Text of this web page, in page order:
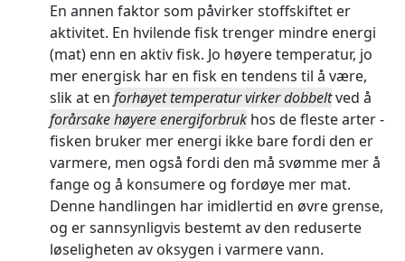
En annen faktor som påvirker stoffskiftet er
aktivitet. En hvilende fisk trenger mindre energi
(mat) enn en aktiv fisk. Jo høyere temperatur, jo
mer energisk har en fisk en tendens til å være,
slik at en forhøyet temperatur virker dobbeltved å
forårsake høyere energiforbruk hos de fleste arter -
fisken bruker mer energi ikke bare fordi den er
varmere, men også fordi den må svømme mer å
fange og å konsumere og fordøye mer mat.
Denne handlingen har imidlertid en øvre grense,
og er sannsynligvis bestemt av den reduserte
løseligheten av oksygen i varmere vann.